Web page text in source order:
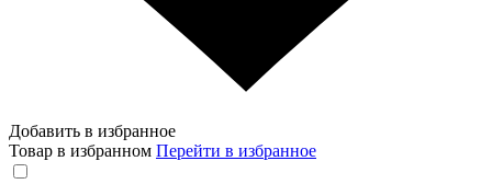
Добавить в избранное
Товар в избранном Перейти в избранное